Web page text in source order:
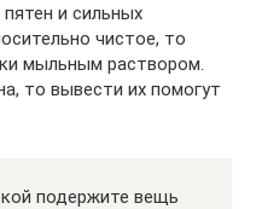
и сильных
чистое, то
мыльным раствором.
то вывести их помогут
подержите вещь